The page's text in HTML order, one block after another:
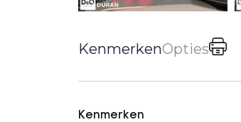
KenmerkenOpties
Kenmerken